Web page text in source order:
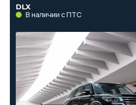
DLX
В наличии с ПТС